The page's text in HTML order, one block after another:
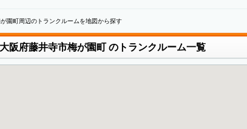
園町周辺のトランクルームを地図から探す
大阪府藤井寺市梅が園町のトランクルーム一覧